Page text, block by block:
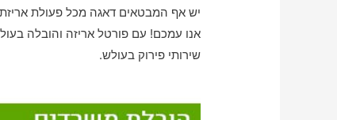
יש אף המבטאים דאגה מכל פעולת
אנו עמכם! עם פורטל אריזה והובלה
שירותי פירוק בעולש.